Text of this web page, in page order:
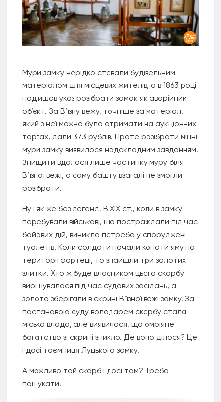
Мури замку нерідко ставали будівельним
матеріалом для місцевих жителів, а в 1863 році
надійшов указ розібрати замок як аварійний
об’єкт. За В’їзну вежу, точніше за матеріал,
який з неї можна було отримати на аукціонних
торгах, дали 373 рублів. Проте розібрати міцні
мури замку виявилося надскладним завданням.
Знищити вдалося лише частинку муру біля
В’їзної вежі, а саму башту взагалі не змогли
розібрати.
Ну і як же без легенд! В ХІХ ст., коли в замку
перебували військові, що постраждали під час
бойових дій, виникла потреба у споруджені
туалетів. Коли солдати почали копати яму на
території фортеці, то знайшли три золотих
злитки. Хто ж буде власником цього скарбу
вирішувалося під час судових засідань, а
золото зберігали в скрині В’їзної вежі замку. За
постановою суду володарем скарбу стала
міська влада, але виявилося, що омріяне
багатство зі скрині зникло. Де воно ділося? Це
і досі таємниця Луцького замку.
А можливо той скарб і досі там? Треба
пошукати.